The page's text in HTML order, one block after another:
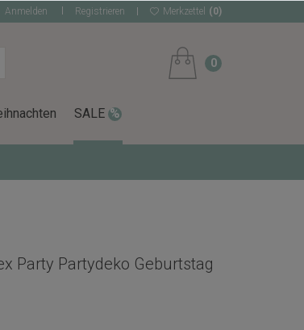
Anmelden Registrieren Merkzettel (0)
0
SALE
Party Partydeko Geburtstag